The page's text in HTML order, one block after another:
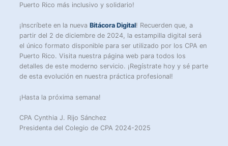
Puerto Rico más inclusivo y solidario!
¡Inscríbete en la nuevaBitácora Digital! Recuerden que, a
partir del 2 de diciembre de 2024, la estampilla digital será
el único formato disponible para ser utilizado por los CPA en
Puerto Rico. Visita nuestra página web para todos los
detalles de este moderno servicio. ¡Regístrate hoy y sé parte
de esta evolución en nuestra práctica profesional!
¡Hasta la próxima semana!
CPA Cynthia J. Rijo Sánchez
Presidenta del Colegio de CPA 2024-2025